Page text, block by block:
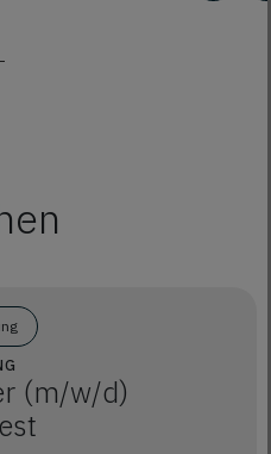
(m/w/d)